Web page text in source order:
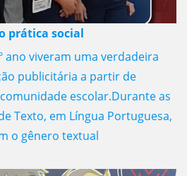
prática social
ano viveram uma verdadeira
publicitária a partir de
escolar.Durante as
Texto, em Língua Portuguesa,
o gênero textual